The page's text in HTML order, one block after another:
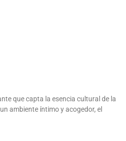
que capta la esencia cultural de la
ambiente íntimo y acogedor, el